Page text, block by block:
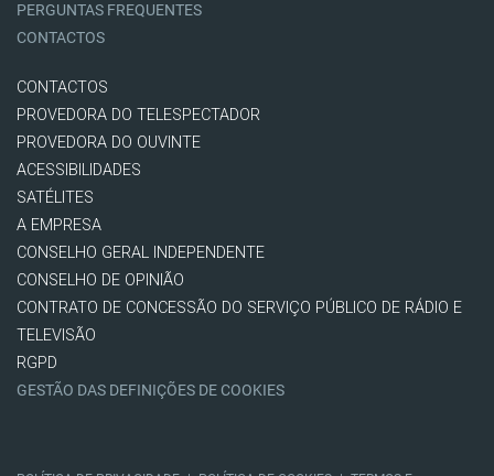
PERGUNTAS FREQUENTES
CONTACTOS
CONTACTOS
PROVEDORA DO TELESPECTADOR
PROVEDORA DO OUVINTE
ACESSIBILIDADES
SATÉLITES
A EMPRESA
CONSELHO GERAL INDEPENDENTE
CONSELHO DE OPINIÃO
CONTRATO DE CONCESSÃO DO SERVIÇO PÚBLICO DE RÁDIO E
TELEVISÃO
RGPD
GESTÃO DAS DEFINIÇÕES DE COOKIES